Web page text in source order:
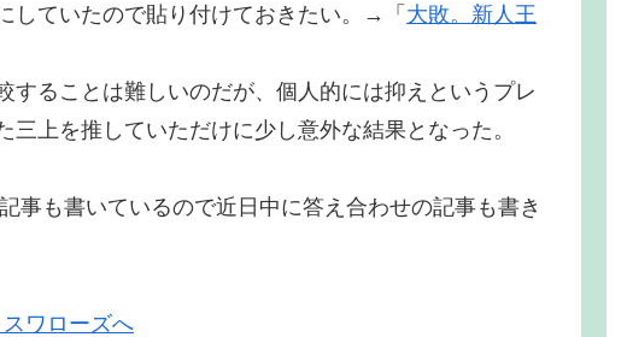
していたので貼り付けておきたい。→「 大敗。新人王
することは難しいのだが、個人的には抑えというプレ
上を推していただけに少し意外な結果となった。
記事も書いているので近日中に答え合わせの記事も書き